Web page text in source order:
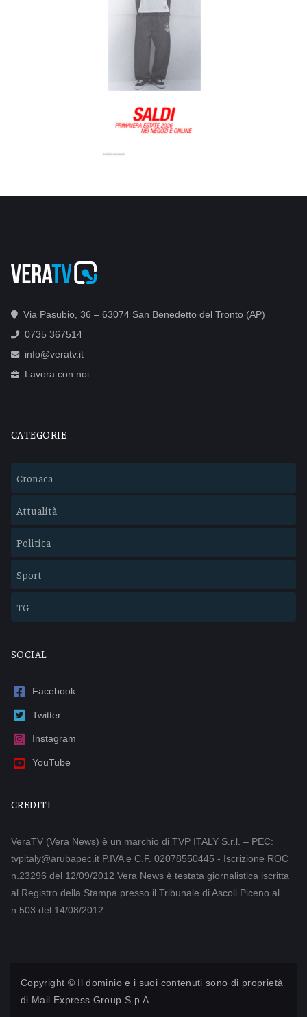
Via Pasubio, 36 – 63074 San Benedetto del Tronto (AP)
0735 367514
info@veratv.it
Lavora con noi
CATEGORIE
Cronaca
Attualità
Politica
Sport
TG
SOCIAL
Facebook
Twitter
Instagram
YouTube
CREDITI
VeraTV (Vera News) è un marchio di TVP ITALY S.r.l. – PEC:
tvpitaly@arubapec.it P.IVA e C.F. 02078550445 - Iscrizione ROC
n.23296 del 12/09/2012 Vera News è testata giornalistica iscritta
al Registro della Stampa presso il Tribunale di Ascoli Piceno al
n.503 del 14/08/2012.
Copyright © Il dominio e i suoi contenuti sono di proprietà
di Mail Express Group S.p.A.